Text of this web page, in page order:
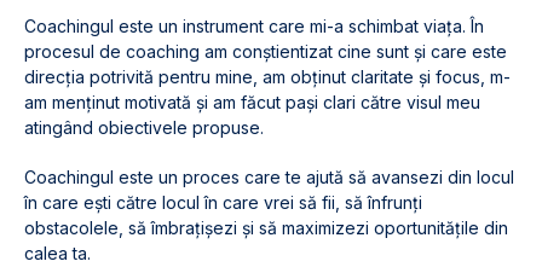
Coachingul este un instrument care mi-a schimbat viața. În
procesul de coaching am conștientizat cine sunt și care este
direcția potrivită pentru mine, am obținut claritate și focus, m-
am menținut motivată și am făcut pași clari către visul meu
atingând obiectivele propuse.
Coachingul este un proces care te ajută să avansezi din locul
în care ești către locul în care vrei să fii, să înfrunți
obstacolele, să îmbrațișezi și să maximizezi oportunitățile din
calea ta.